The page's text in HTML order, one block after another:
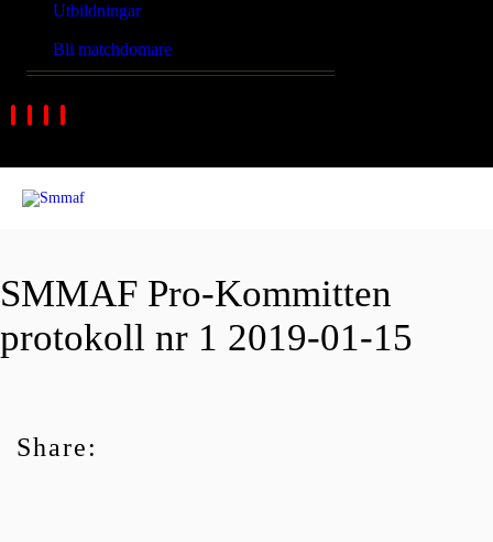
Utbildningar
Bli matchdomare
SMMAF Pro-Kommitten
protokoll nr 1 2019-01-15
Share: